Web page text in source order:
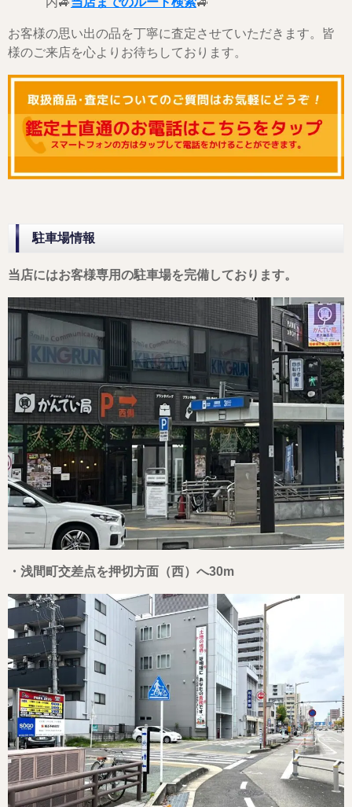
お客様の思い出の品を丁寧に査定させていただきます。皆
様のご来店を心よりお待ちしております。
駐車場情報
当店にはお客様専用の駐車場を完備しております。
・浅間町交差点を押切方面（西）へ30m